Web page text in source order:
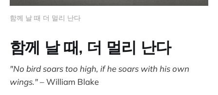
함께 날 때 더 멀리 난다
함께 날 때, 더 멀리 난다
"No bird soars too high, if he soars with his own
wings."– William Blake